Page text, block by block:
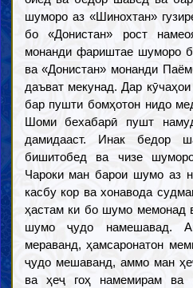
шуморо аз «Шинохтан»
бо «Донистан» рост
монанди фариштае шуморо
ва «Донистан» монанди
даъват мекунад. Дар
бар пушти бомҳотон нидо
Шоми бехабарӣ пушт
дамидааст. Инак бедор
бишитобед ва чизе
Чароки ман барои шумо аз
касбу кор ва хонавода
ҳастам ки бо шумо мемонад
шумо ҷудо намешавад.
мераванд, ҳамсаронатон
ҷудо мешаванд, аммо ман
ва ҳеҷ гоҳ намемирам